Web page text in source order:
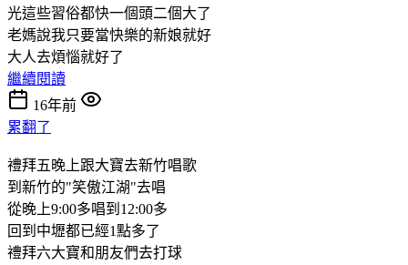
光這些習俗都快一個頭二個大了
老媽說我只要當快樂的新娘就好
大人去煩惱就好了
繼續閱讀
16年前
累翻了
禮拜五晚上跟大寶去新竹唱歌
到新竹的"笑傲江湖"去唱
從晚上9:00多唱到12:00多
回到中壢都已經1點多了
禮拜六大寶和朋友們去打球